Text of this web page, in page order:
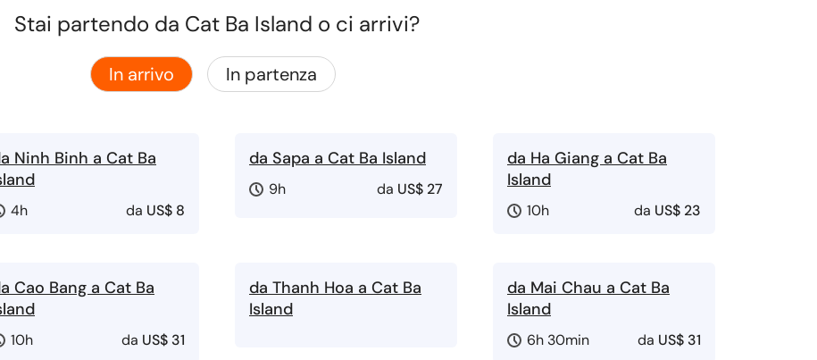
Stai partendo da Cat Ba Island o ci arrivi?
In arrivo In partenza
Ninh Binh a Cat Ba
4h da US$ 8
da Sapa a Cat Ba Island
9h da US$ 27
da Ha Giang a Cat Ba
Island
10h da US$ 23
Cao Bang a Cat Ba
10h da US$ 31
da Thanh Hoa a Cat Ba
Island
da Mai Chau a Cat Ba
Island
6h 30min da US$ 31